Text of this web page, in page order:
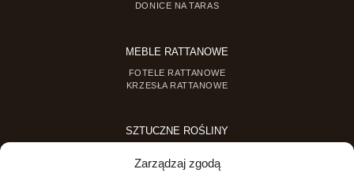
Zarządzaj zgodą
DONICE NA TARAS
MEBLE RATTANOWE
FOTELE RATTANOWE
KRZESŁA RATTANOWE
SZTUCZNE ROŚLINY
SZTUCZNE ROŚLINY DONICZKOWE